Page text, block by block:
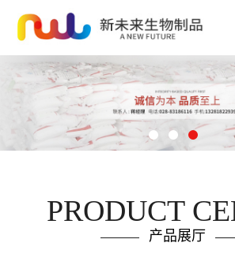
PRODUCT
产品展厅